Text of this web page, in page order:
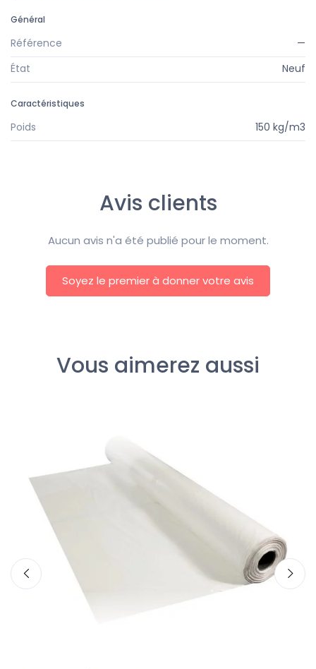
Général
Référence
—
État
Neuf
Caractéristiques
Poids 150 kg/m3
Vous aimerez aussi
Avis clients
Aucun avis n'a été publié pour le moment.
Soyez le premier à donner votre avis